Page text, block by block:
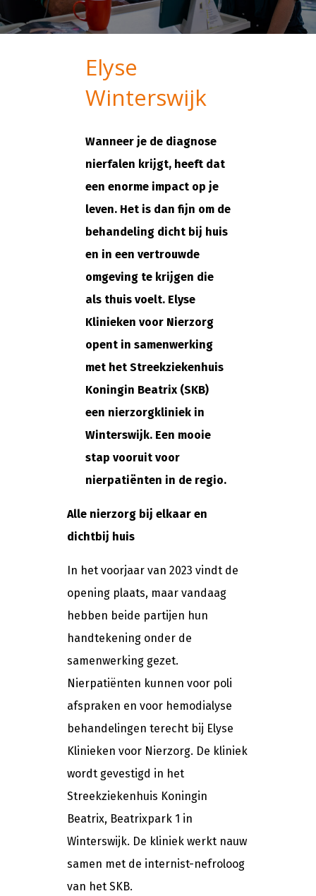
Elyse
Winterswijk
Wanneer je de diagnose
nierfalen krijgt, heeft dat
een enorme impact op je
leven. Het is dan fijn om de
behandeling dicht bij huis
en in een vertrouwde
omgeving te krijgen die
als thuis voelt. Elyse
Klinieken voor Nierzorg
opent in samenwerking
met het Streekziekenhuis
Koningin Beatrix (SKB)
een nierzorgkliniek in
Winterswijk. Een mooie
stap vooruit voor
nierpatiënten in de regio.
Alle nierzorg bij elkaar en
dichtbij huis
In het voorjaar van 2023 vindt de
opening plaats, maar vandaag
hebben beide partijen hun
handtekening onder de
samenwerking gezet.
Nierpatiënten kunnen voor poli
afspraken en voor hemodialyse
behandelingen terecht bij Elyse
Klinieken voor Nierzorg. De kliniek
wordt gevestigd in het
Streekziekenhuis Koningin
Beatrix, Beatrixpark 1 in
Winterswijk. De kliniek werkt nauw
samen met de internist-nefroloog
van het SKB.